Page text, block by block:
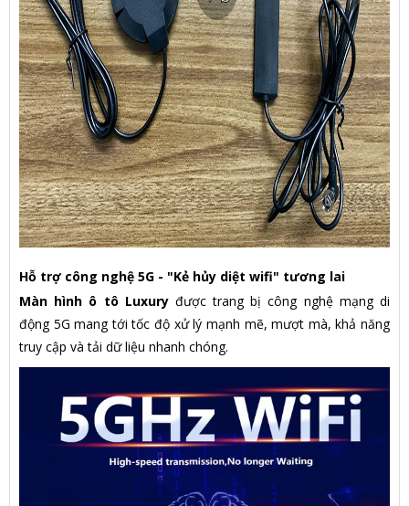
Hỗ trợ công nghệ 5G - "Kẻ hủy diệt wifi" tương lai
Màn hình ô tô Luxuryđược trang bị công nghệ mạng di
động 5G mang tới tốc độ xử lý mạnh mẽ, mượt mà, khả năng
truy cập và tải dữ liệu nhanh chóng.